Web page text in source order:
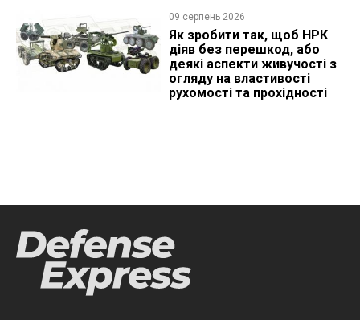
09 серпень 2026
Як зробити так, щоб НРК
діяв без перешкод, або
деякі аспекти живучості з
огляду на властивості
рухомості та прохідності